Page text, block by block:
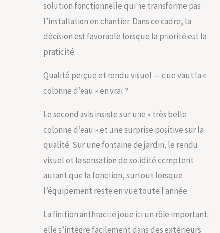
solution fonctionnelle qui ne transforme pas
l’installation en chantier. Dans ce cadre, la
décision est favorable lorsque la priorité est la
praticité.
Qualité perçue et rendu visuel — que vaut la «
colonne d’eau » en vrai ?
Le second avis insiste sur une « très belle
colonne d’eau » et une surprise positive sur la
qualité. Sur une fontaine de jardin, le rendu
visuel et la sensation de solidité comptent
autant que la fonction, surtout lorsque
l’équipement reste en vue toute l’année.
La finition anthracite joue ici un rôle important:
elle s’intègre facilement dans des extérieurs